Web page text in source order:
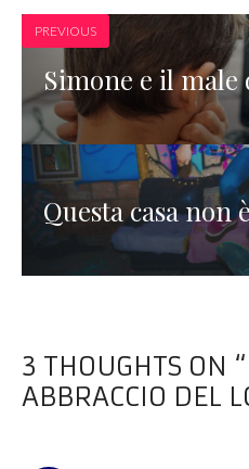
PREVIOUS
Simone e il male
Questa casa non
3 THOUGHTS ON
ABBRACCIO DEL